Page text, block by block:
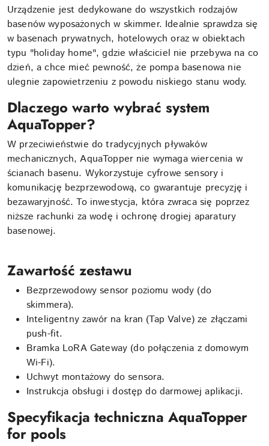
Urządzenie jest dedykowane do wszystkich rodzajów
basenów wyposażonych w skimmer. Idealnie sprawdza się
w basenach prywatnych, hotelowych oraz w obiektach
typu "holiday home", gdzie właściciel nie przebywa na co
dzień, a chce mieć pewność, że pompa basenowa nie
ulegnie zapowietrzeniu z powodu niskiego stanu wody.
Dlaczego warto wybrać system
AquaTopper?
W przeciwieństwie do tradycyjnych pływaków
mechanicznych, AquaTopper nie wymaga wiercenia w
ścianach basenu. Wykorzystuje cyfrowe sensory i
komunikację bezprzewodową, co gwarantuje precyzję i
bezawaryjność. To inwestycja, która zwraca się poprzez
niższe rachunki za wodę i ochronę drogiej aparatury
basenowej.
Zawartość zestawu
Bezprzewodowy sensor poziomu wody (do
skimmera).
Inteligentny zawór na kran (Tap Valve) ze złączami
push-fit.
Bramka LoRA Gateway (do połączenia z domowym
Wi-Fi).
Uchwyt montażowy do sensora.
Instrukcja obsługi i dostęp do darmowej aplikacji.
Specyfikacja techniczna AquaTopper
for pools